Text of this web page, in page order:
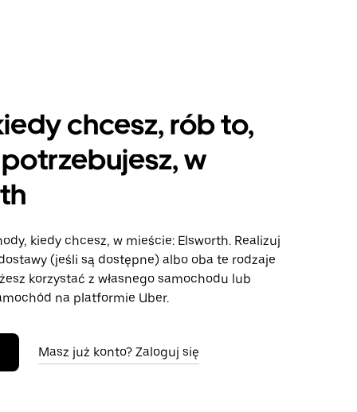
chcesz, rób to,
w
kiedy chcesz, w mieście: Elsworth. Realizuj
(jeśli są dostępne) albo oba te rodzaje
korzystać z własnego samochodu lub
na platformie Uber.
Masz już konto? Zaloguj się